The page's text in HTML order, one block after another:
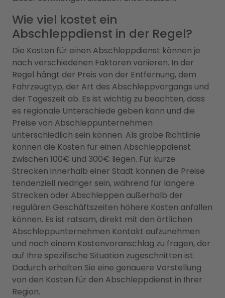
Wie viel kostet ein
Abschleppdienst in der Regel?
Die Kosten für einen Abschleppdienst können je
nach verschiedenen Faktoren variieren. In der
Regel hängt der Preis von der Entfernung, dem
Fahrzeugtyp, der Art des Abschleppvorgangs und
der Tageszeit ab. Es ist wichtig zu beachten, dass
es regionale Unterschiede geben kann und die
Preise von Abschleppunternehmen
unterschiedlich sein können. Als grobe Richtlinie
können die Kosten für einen Abschleppdienst
zwischen 100€ und 300€ liegen. Für kurze
Strecken innerhalb einer Stadt können die Preise
tendenziell niedriger sein, während für längere
Strecken oder Abschleppen außerhalb der
regulären Geschäftszeiten höhere Kosten anfallen
können. Es ist ratsam, direkt mit den örtlichen
Abschleppunternehmen Kontakt aufzunehmen
und nach einem Kostenvoranschlag zu fragen, der
auf Ihre spezifische Situation zugeschnitten ist.
Dadurch erhalten Sie eine genauere Vorstellung
von den Kosten für den Abschleppdienst in Ihrer
Region.